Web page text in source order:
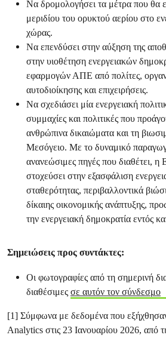
Να δρομολογήσει τα μέτρα που θα
μεριδίου του ορυκτού αερίου στο
χώρας.
Να επενδύσει στην αύξηση της
στην υιοθέτηση ενεργειακών
εφαρμογών ΑΠΕ από πολίτες,
αυτοδιοίκησης και επιχειρήσεις.
Να σχεδιάσει μία ενεργειακή
συμμαχίες και πολιτικές που
ανθρώπινα δικαιώματα και τη
Μεσόγειο. Με το δυναμικό
ανανεώσιμες πηγές που διαθέτει, η
στοχεύσει στην εξασφάλιση
σταθερότητας, περιβαλλοντικά
δίκαιης οικονομικής ανάπτυξης,
την ενεργειακή δημοκρατία εντός
Σημειώσεις προς συντάκτες:
Οι φωτογραφίες από τη σημερινή
διαθέσιμες σε αυτόν τον σύνδεσμο
[1] Σύμφωνα με δεδομένα που
Analytics στις 23 Ιανουαρίου 2026, από